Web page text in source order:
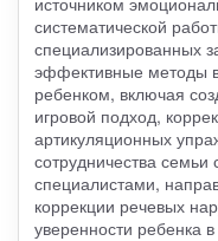
систематической
специализированных
эффективные методы
ребенком, включая
игровой подход,
артикуляционных
сотрудничества
специалистами,
коррекции речевых
уверенности ребенка